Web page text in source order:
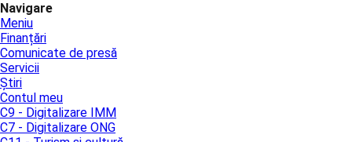
Navigare
Meniu
Finanțări
Comunicate de presă
Servicii
Știri
Contul meu
C9 - Digitalizare IMM
C7 - Digitalizare ONG